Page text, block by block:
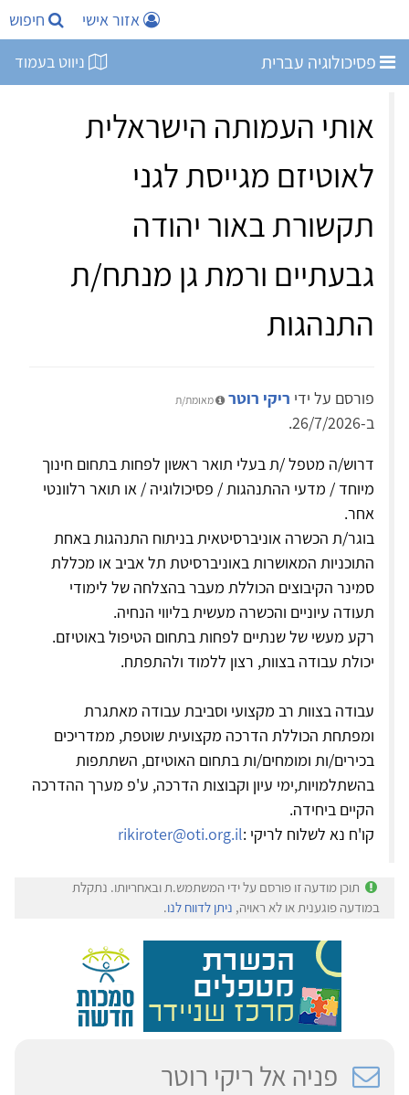
אזור אישי חיפוש
פסיכולוגיה עברית ניווט בעמוד
אותי העמותה הישראלית
לאוטיזם מגייסת לגני
תקשורת באור יהודה
גבעתיים ורמת גן מנתח/ת
התנהגות
פורסם על ידי ריקי רוטר מאומת/ת
ב-26/7/2026.
דרוש/ה מטפל /ת בעלי תואר ראשון לפחות בתחום חינוך
מיוחד / מדעי ההתנהגות / פסיכולוגיה / או תואר רלוונטי
אחר.
בוגר/ת הכשרה אוניברסיטאית בניתוח התנהגות באחת
התוכניות המאושרות באוניברסיטת תל אביב או מכללת
סמינר הקיבוצים הכוללת מעבר בהצלחה של לימודי
תעודה עיוניים והכשרה מעשית בליווי הנחיה.
רקע מעשי של שנתיים לפחות בתחום הטיפול באוטיזם.
יכולת עבודה בצוות, רצון ללמוד ולהתפתח.
עבודה בצוות רב מקצועי וסביבת עבודה מאתגרת
ומפתחת הכוללת הדרכה מקצועית שוטפת, ממדריכים
בכירים/ות ומומחים/ות בתחום האוטיזם, השתתפות
בהשתלמויות,ימי עיון וקבוצות הדרכה, ע'פ מערך ההדרכה
הקיים ביחידה.
קו'ח נא לשלוח לריקי :rikiroter@oti.org.il
תוכן מודעה זו פורסם על ידי המשתמש.ת ובאחריותו. נתקלת
במודעה פוגענית או לא ראויה, ניתן לדווח לנו.
פניה אל ריקי רוטר